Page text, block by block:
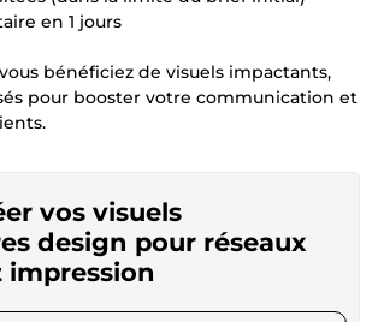
en 1 jours
bénéficiez de visuels impactants,
pour booster votre communication et
vos visuels
design pour réseaux
impression